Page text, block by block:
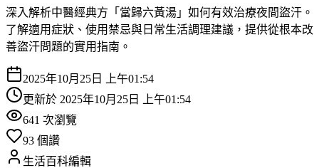
深入解析中醫經典方「當歸六黃湯」如何有效治療夜間盜汗。
了解適用症狀、使用禁忌與日常生活調理建議，提供從根本改
善盜汗問題的實用指南。
2025年10月25日 上午01:54
更新於 2025年10月25日 上午01:54
641 次瀏覽
93 個讚
生活百科編輯